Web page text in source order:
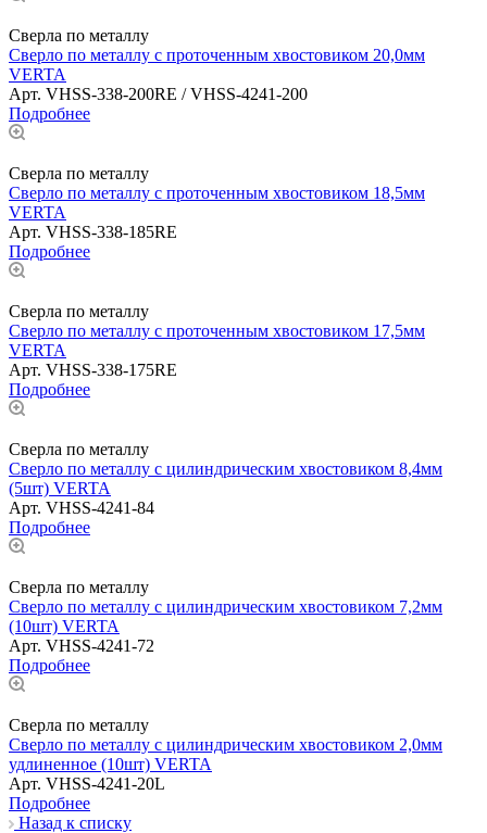
Сверла по металлу
Сверло по металлу с проточенным хвостовиком 20,0мм
VERTA
Арт. VHSS-338-200RE / VHSS-4241-200
Подробнее
Сверла по металлу
Сверло по металлу с проточенным хвостовиком 18,5мм
VERTA
Арт. VHSS-338-185RE
Подробнее
Сверла по металлу
Сверло по металлу с проточенным хвостовиком 17,5мм
VERTA
Арт. VHSS-338-175RE
Подробнее
Сверла по металлу
Сверло по металлу с цилиндрическим хвостовиком 8,4мм
(5шт) VERTA
Арт. VHSS-4241-84
Подробнее
Сверла по металлу
Сверло по металлу с цилиндрическим хвостовиком 7,2мм
(10шт) VERTA
Арт. VHSS-4241-72
Подробнее
Сверла по металлу
Сверло по металлу с цилиндрическим хвостовиком 2,0мм
удлиненное (10шт) VERTA
Арт. VHSS-4241-20L
Подробнее
Назад к списку